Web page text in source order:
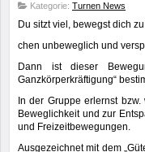
Kategorie: Turnen News
Du sitzt viel, bewegst dich
chen unbeweglich und
Dann ist dieser
Ganzkörperkräftigung“
In der Gruppe erlernst
Beweglichkeit und zur
und Freizeitbewegungen.
Ausgezeichnet mit dem